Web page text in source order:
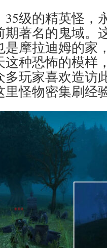
级的精英怪，
期著名的鬼域。
是摩拉迪姆的家
这种恐怖的模样
多玩家喜欢造访
里怪物密集刷经